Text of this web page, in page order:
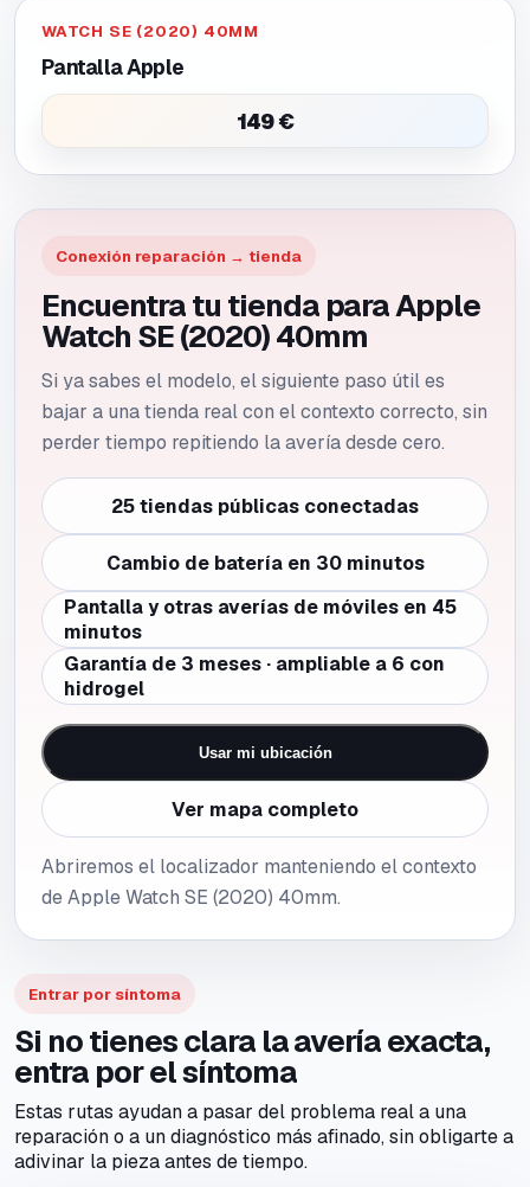
WATCH SE (2020) 40MM
Pantalla Apple
149 €
Conexión reparación → tienda
Encuentra tu tienda para Apple
Watch SE (2020) 40mm
Si ya sabes el modelo, el siguiente paso útil es
bajar a una tienda real con el contexto correcto, sin
perder tiempo repitiendo la avería desde cero.
25 tiendas públicas conectadas
Cambio de batería en 30 minutos
Pantalla y otras averías de móviles en 45
minutos
Garantía de 3 meses · ampliable a 6 con
hidrogel
Usar mi ubicación
Ver mapa completo
Abriremos el localizador manteniendo el contexto
de Apple Watch SE (2020) 40mm.
Entrar por síntoma
Si no tienes clara la avería exacta,
entra por el síntoma
Estas rutas ayudan a pasar del problema real a una
reparación o a un diagnóstico más afinado, sin obligarte a
adivinar la pieza antes de tiempo.